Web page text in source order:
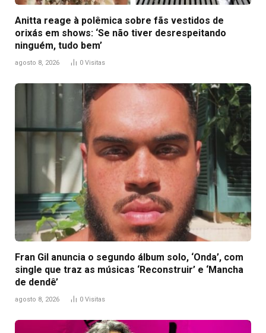
Anitta reage à polêmica sobre fãs vestidos de
orixás em shows: ‘Se não tiver desrespeitando
ninguém, tudo bem’
agosto 8, 2026 0 Visitas
Fran Gil anuncia o segundo álbum solo, ‘Onda’, com
single que traz as músicas ‘Reconstruir’ e ‘Mancha
de dendê’
agosto 8, 2026 0 Visitas